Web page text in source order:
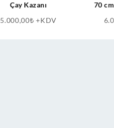
Çay Kazanı
5.000,00₺ +KDV
70